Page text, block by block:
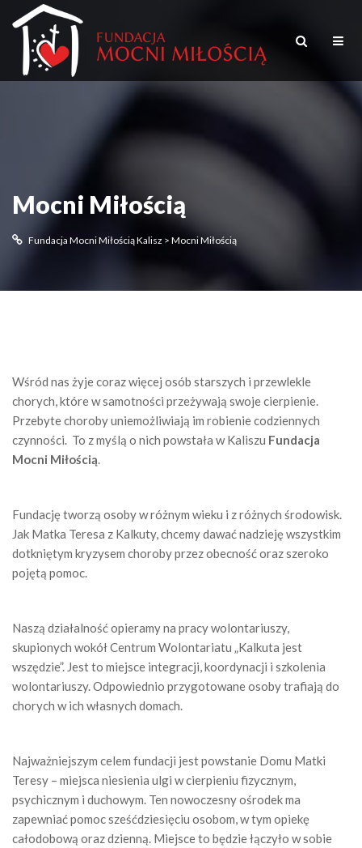
Mocni Miłością
Fundacja Mocni Miłością Kalisz > Mocni Miłością
Wśród nas żyje coraz więcej osób starszych i przewlekle
chorych, które w samotności przeżywają swoje cierpienie.
Przebyte choroby uniemożliwiają im robienie codziennych
czynności. To z myślą o nich powstała w Kaliszu Fundacja
Mocni Miłością.
Fundację tworzą osoby w różnym wieku i z różnych środowisk.
Jak Matka Teresa z Kalkuty, chcemy dawać nadzieję wszystkim
dotkniętym kryzysem choroby przez obecność oraz szeroko
pojętą pomoc.
Naszą działalność opieramy na pracy wolontariuszy,
skupionych wokół Centrum Wolontariatu „Kalkuta jest
wszędzie”. Jest to miejsce integracji, koordynacji i szkolenia
wolontariuszy. Odpowiednio przygotowane osoby trafiają do
chorych w ich własnych domach.
Najważniejszym celem fundacji jest powstanie Domu Matki
Teresy – miejsca niesienia ulgi w cierpieniu fizycznym,
psychicznym i duchowym. Ten nowoczesny ośrodek ma
zapewniać pomoc sześćdziesięciu osobom, w tym opiekę
całodobową oraz dzienną. Miejsce to będzie łączyło w sobie